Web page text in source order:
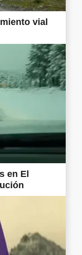
vial
en El